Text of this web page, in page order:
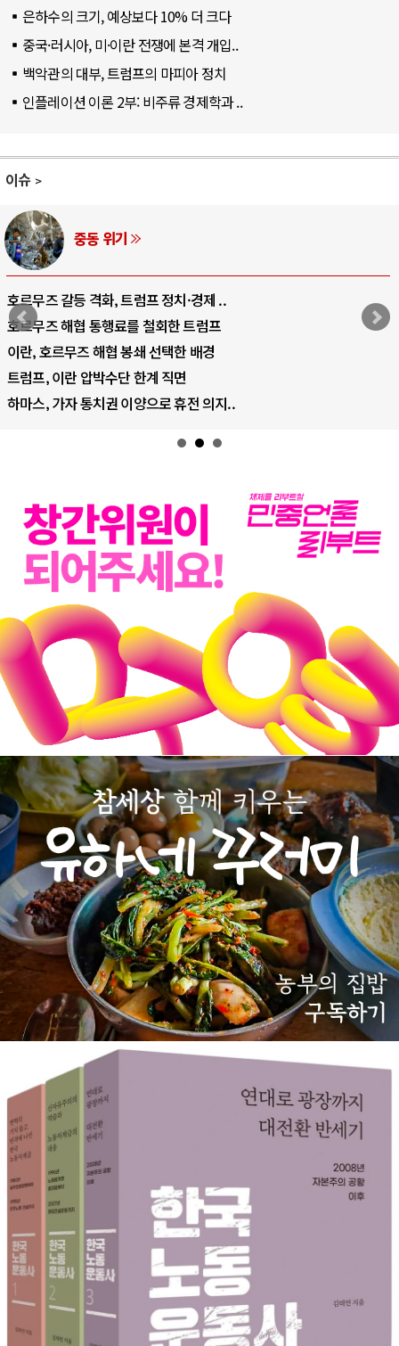
은하수의 크기, 예상보다 10% 더 크다
중국·러시아, 미·이란 전쟁에 본격 개입..
백악관의 대부, 트럼프의 마피아 정치
인플레이션 이론 2부: 비주류 경제학과 ..
이슈
위기
화, 트럼프 정치·경제 ..
행료를 철회한 트럼프
협 봉쇄 선택한 배경
수단 한계 직면
권 이양으로 휴전 의지..
중국 AI, 저
AI 국부펀드